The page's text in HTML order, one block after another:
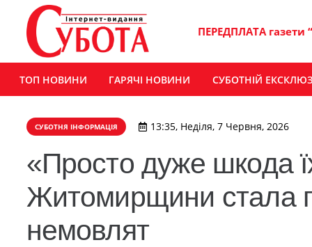
ПЕРЕДПЛАТА газети
ТОП НОВИНИ ГАРЯЧІ НОВИНИ СУБОТНІЙ
СУБОТНЯ ІНФОРМАЦІЯ 13:35, Неділя, 7 Червня, 2026
«Просто дуже шкода
Житомирщини стала
немовлят